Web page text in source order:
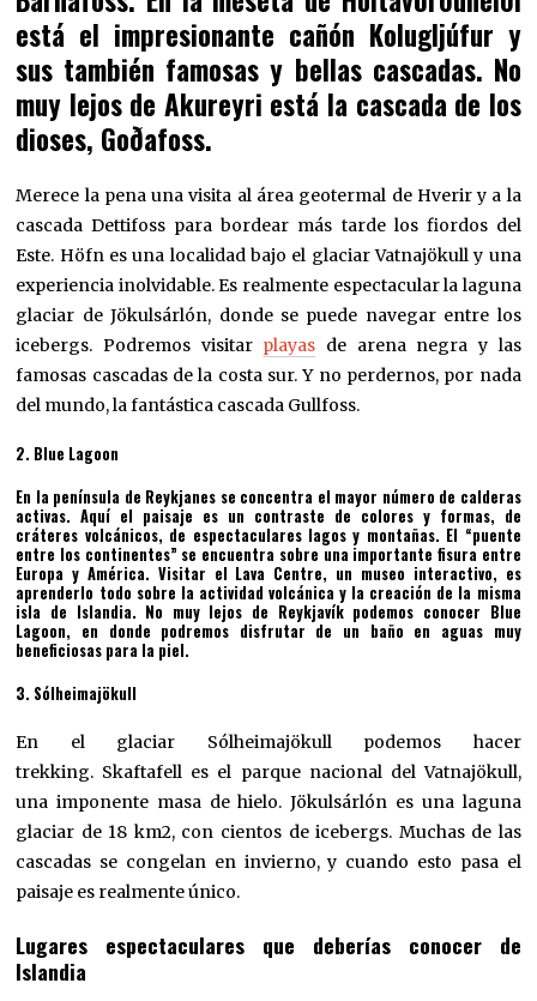
está el impresionante cañón Kolugljúfur y
sus también famosas y bellas cascadas. No
muy lejos de Akureyri está la cascada de los
dioses, Goðafoss.
Merece la pena una visita al área geotermal de Hverir y a la
cascada Dettifoss para bordear más tarde los fiordos del
Este. Höfn es una localidad bajo el glaciar Vatnajökull y una
experiencia inolvidable. Es realmente espectacular la laguna
glaciar de Jökulsárlón, donde se puede navegar entre los
icebergs. Podremos visitar playas de arena negra y las
famosas cascadas de la costa sur. Y no perdernos, por nada
del mundo, la fantástica cascada Gullfoss.
2. Blue Lagoon
En la península de Reykjanes se concentra el mayor número de calderas
activas. Aquí el paisaje es un contraste de colores y formas, de
cráteres volcánicos, de espectaculares lagos y montañas. El “puente
entre los continentes” se encuentra sobre una importante fisura entre
Europa y América. Visitar el Lava Centre, un museo interactivo, es
aprenderlo todo sobre la actividad volcánica y la creación de la misma
isla de Islandia. No muy lejos de Reykjavík podemos conocer Blue
Lagoon, en donde podremos disfrutar de un baño en aguas muy
beneficiosas para la piel.
3. Sólheimajökull
En el glaciar Sólheimajökull podemos hacer
trekking. Skaftafell es el parque nacional del Vatnajökull,
una imponente masa de hielo. Jökulsárlón es una laguna
glaciar de 18 km2, con cientos de icebergs. Muchas de las
cascadas se congelan en invierno, y cuando esto pasa el
paisaje es realmente único.
Lugares espectaculares que deberías conocer de
Islandia